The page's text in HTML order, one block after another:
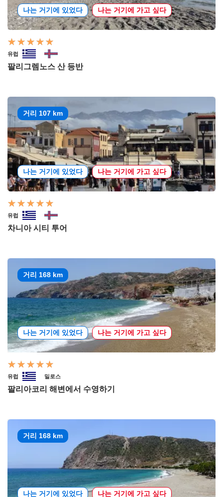
나는 거기에 있었다 나는 거기에 가고 싶다
유럽
팔리그렘노스 산 등반
거리 107 km
나는 거기에 있었다 나는 거기에 가고 싶다
유럽
차니아 시티 투어
거리 168 km
나는 거기에 있었다 나는 거기에 가고 싶다
유럽 밀로스
팔리아코리 해변에서 수영하기
거리 168 km
나는 거기에 있었다 나는 거기에 가고 싶다